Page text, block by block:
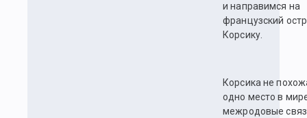
и направимся на
французский
Корсику.
Корсика не
одно место в
межродовые